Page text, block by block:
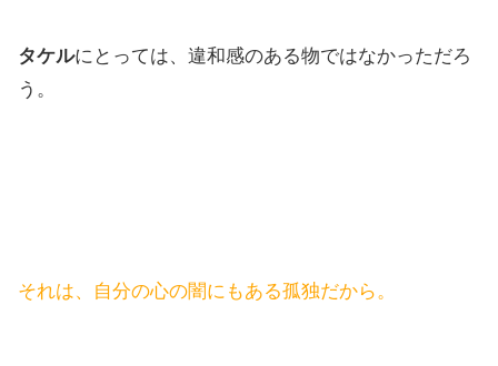
タケルにとっては、違和感のある物ではなかっただろ
う。
それは、自分の心の闇にもある孤独だから。